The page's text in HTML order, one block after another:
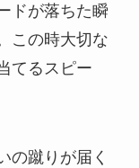
ドが落ちた瞬
この時大切な
てるスピー
の蹴りが届く